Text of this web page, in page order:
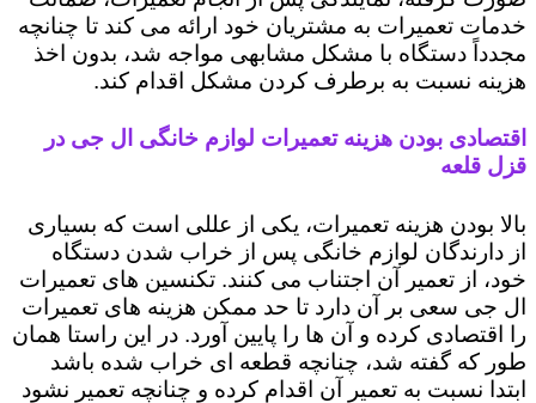
خدمات تعمیرات به مشتریان خود ارائه می کند تا چنانچه
مجدداً دستگاه با مشکل مشابهی مواجه شد، بدون اخذ
هزینه نسبت به برطرف کردن مشکل اقدام کند.
اقتصادی بودن هزینه تعمیرات لوازم خانگی ال جی در
قزل قلعه
بالا بودن هزینه تعمیرات، یکی از عللی است که بسیاری
از دارندگان لوازم خانگی پس از خراب شدن دستگاه
خود، از تعمیر آن اجتناب می کنند. تکنسین های تعمیرات
ال جی سعی بر آن دارد تا حد ممکن هزینه های تعمیرات
را اقتصادی کرده و آن ها را پایین آورد. در این راستا همان
طور که گفته شد، چنانچه قطعه ای خراب شده باشد
ابتدا نسبت به تعمیر آن اقدام کرده و چنانچه تعمیر نشود